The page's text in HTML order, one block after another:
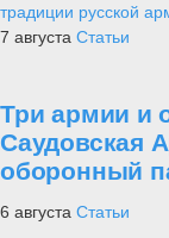
традиции русской
7 августа Статьи
Три армии и
Саудовская
оборонный
6 августа Статьи